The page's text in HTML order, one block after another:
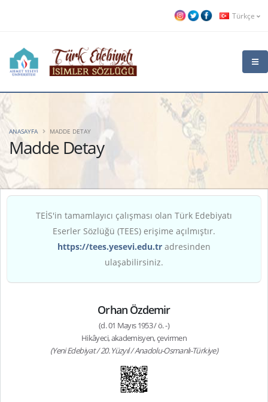
Türkçe
Madde Detay
ANASAYFA MADDE DETAY
TEİS'in tamamlayıcı çalışması olan Türk Edebiyatı
Eserler Sözlüğü (TEES) erişime açılmıştır.
https://tees.yesevi.edu.tr adresinden
ulaşabilirsiniz.
Orhan Özdemir
(d. 01 Mayıs 1953 / ö. -)
Hikâyeci, akademisyen, çevirmen
(Yeni Edebiyat / 20. Yüzyıl / Anadolu-Osmanlı-Türkiye)